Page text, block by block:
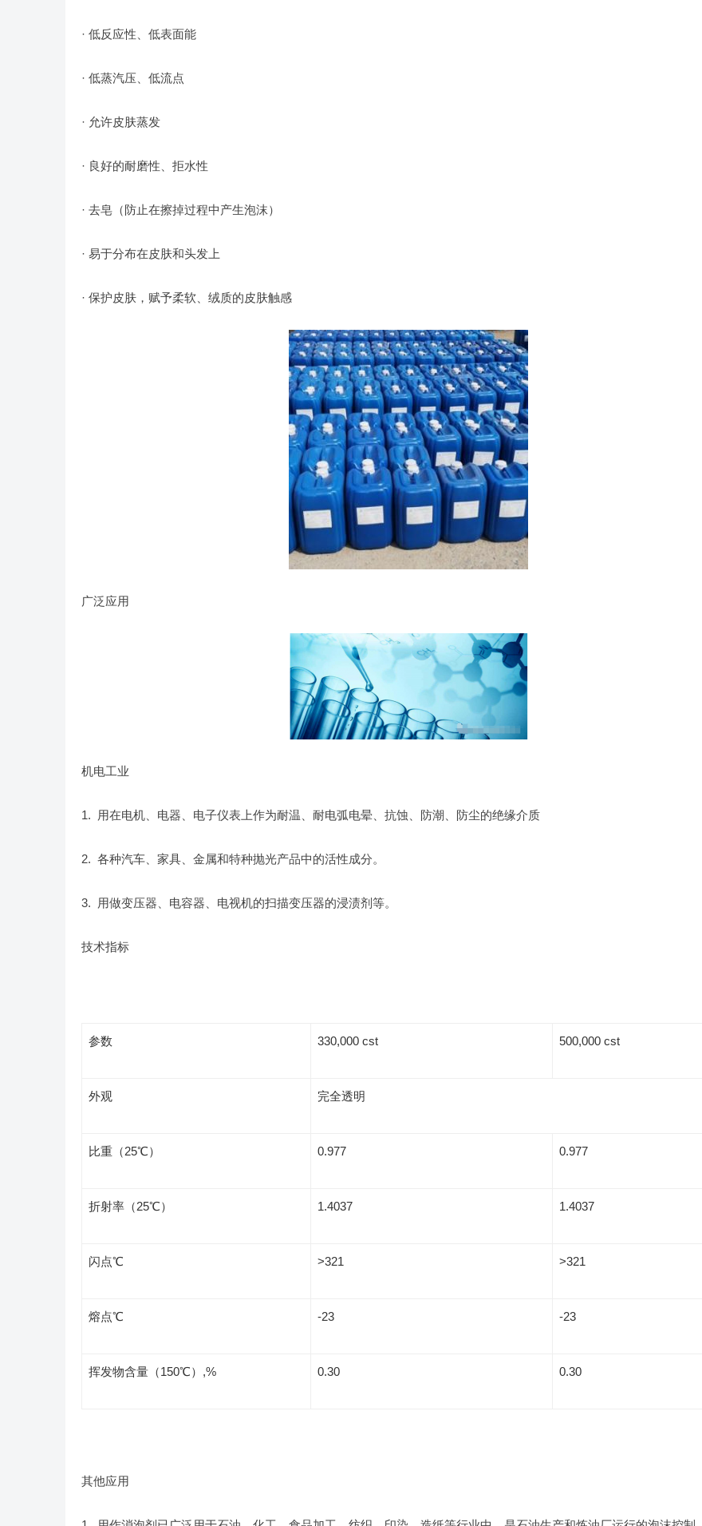
· 低反应性、低表面能
· 低蒸汽压、低流点
· 允许皮肤蒸发
· 良好的耐磨性、拒水性
· 去皂（防止在擦掉过程中产生泡沫）
· 易于分布在皮肤和头发上
· 保护皮肤，赋予柔软、绒质的皮肤触感
广泛应用
机电工业
1. 用在电机、电器、电子仪表上作为耐温、耐电弧电晕、抗蚀、防潮、防尘的绝缘介质
2. 各种汽车、家具、金属和特种抛光产品中的活性成分。
3. 用做变压器、电容器、电视机的扫描变压器的浸渍剂等。
技术指标
参数 330,000 cst 500,000 cst
外观 完全透明
比重（25℃） 0.977 0.977
折射率（25℃） 1.4037 1.4037
闪点℃ >321 >321
熔点℃ -23 -23
挥发物含量（150℃）,% 0.30 0.30
其他应用